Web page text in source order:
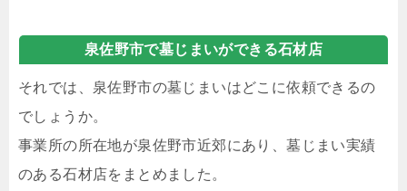
泉佐野市で墓じまいができる石材店
それでは、泉佐野市の墓じまいはどこに依頼できるの
でしょうか。
事業所の所在地が泉佐野市近郊にあり、墓じまい実績
のある石材店をまとめました。